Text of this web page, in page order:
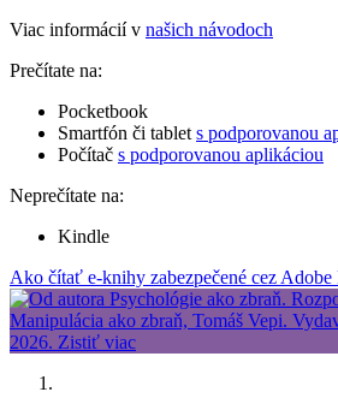
Viac informácií v našich návodoch
Prečítate na:
Pocketbook
Smartfón či tablet s podporovanou
Počítač s podporovanou aplikáciou
Neprečítate na:
Kindle
Ako čítať e-knihy zabezpečené cez